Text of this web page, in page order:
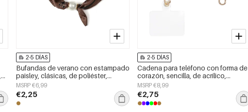
2-5 DÍAS
Bufandas de verano con estampado
paisley, clásicas, de poliéster,
accesorios para el día a día.
MSRP €6,99
€2,25
2-5 DÍAS
Cadena para teléfono con forma de
corazón, sencilla, de acrílico,
accesorio diario.
MSRP €8,99
€2,75